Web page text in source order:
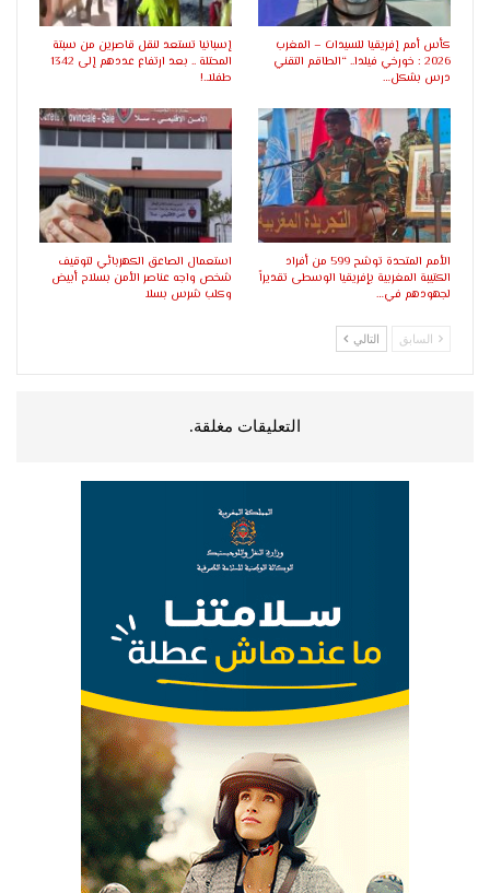
كأس أمم إفريقيا للسيدات – المغرب
2026 : خورخي فيلدا.. “الطاقم التقني
درس بشكل…
إسبانيا تستعد لنقل قاصرين من سبتة
المحتلة .. بعد ارتفاع عددهم إلى 1342
طفلا..!
الأمم المتحدة توشح 599 من أفراد
الكتيبة المغربية بإفريقيا الوسطى تقديراً
لجهودهم في…
استعمال الصاعق الكهربائي لتوقيف
شخص واجه عناصر الأمن بسلاح أبيض
وكلب شرس بسلا
السابق التالي
التعليقات مغلقة.